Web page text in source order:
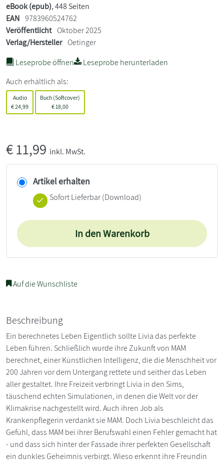
eBook (epub), 448 Seiten
EAN 9783960524762
Veröffentlicht Oktober 2025
Verlag/Hersteller Oetinger
Leseprobe öffnen
Leseprobe herunterladen
Auch erhältlich als:
Audio
€24,99
Buch (Softcover)
€ 18,00
€11,99 inkl. MwSt.
Artikel erhalten
Sofort Lieferbar (Download)
In den Warenkorb
Auf die Wunschliste
Beschreibung
Ein berechnetes Leben Eigentlich sollte Livia das perfekte
Leben führen. Schließlich wurde ihre Zukunft von MAM
berechnet, einer Künstlichen Intelligenz, die die Menschheit vor
200 Jahren vor dem Untergang rettete und seither das Leben
aller gestaltet. Ihre Freizeit verbringt Livia in den Sims,
täuschend echten Simulationen, in denen die Welt vor der
Klimakrise nachgestellt wird. Auch ihren Job als
Krankenpflegerin verdankt sie MAM. Doch Livia beschleicht das
Gefühl, dass MAM bei ihrer Berufswahl einen Fehler gemacht hat
- und dass sich hinter der Fassade ihrer perfekten Gesellschaft
ein dunkles Geheimnis verbirgt. Wieso erkennt ihre Freundin